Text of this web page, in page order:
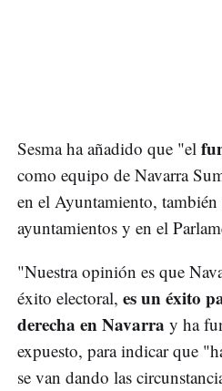
Sesma ha añadido que "el
como equipo de Navarra
en el Ayuntamiento,
ayuntamientos y en el
"Nuestra opinión es que
éxito electoral, es un éxito
derecha en Navarra y ha
expuesto, para indicar que
se van dando las